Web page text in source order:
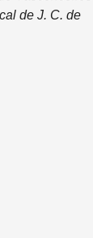
de J. C. de